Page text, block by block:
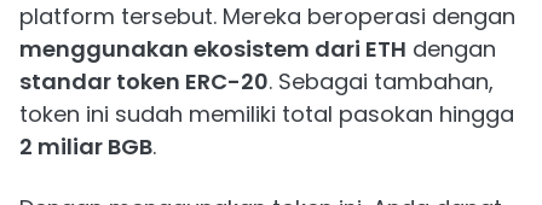
platform tersebut. Mereka beroperasi dengan
menggunakan ekosistem dari ETH dengan
standar token ERC-20. Sebagai tambahan,
token ini sudah memiliki total pasokan hingga
2 miliar BGB.